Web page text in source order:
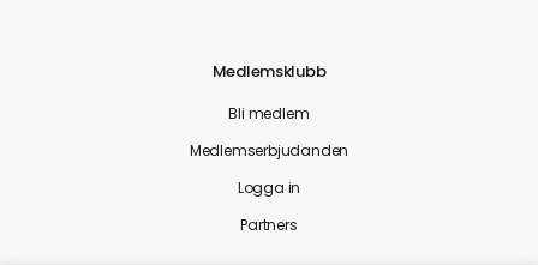
Medlemsklubb
Bli medlem
Medlemserbjudanden
Logga in
Partners